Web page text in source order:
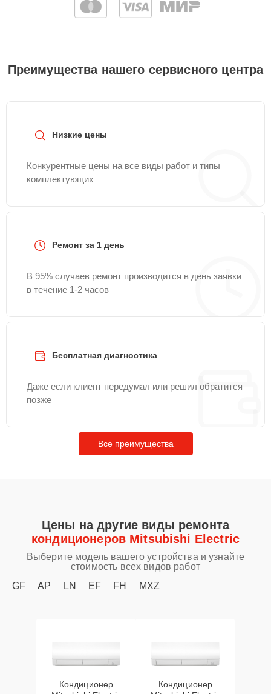
Преимущества нашего сервисного центра
Низкие цены
Конкурентные цены на все виды работ и типы
комплектующих
Ремонт за 1 день
В 95% случаев ремонт производится в день заявки
в течение 1-2 часов
Бесплатная диагностика
Даже если клиент передумал или решил обратится
позже
Все преимущества
Цены на другие виды ремонта
кондиционеров Mitsubishi Electric
Выберите модель вашего устройства и узнайте
стоимость всех видов работ
GF
AP LN EF FH MXZ
Кондиционер
Кондиционер